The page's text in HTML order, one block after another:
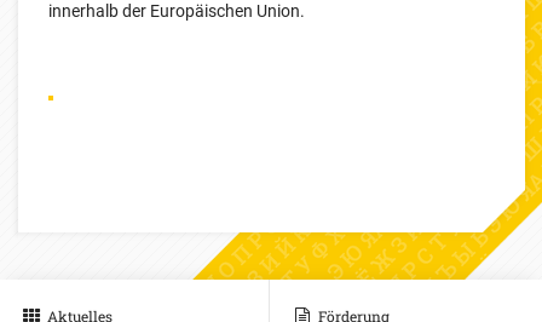
innerhalb der Europäischen Union.
Aktuelles Förderung